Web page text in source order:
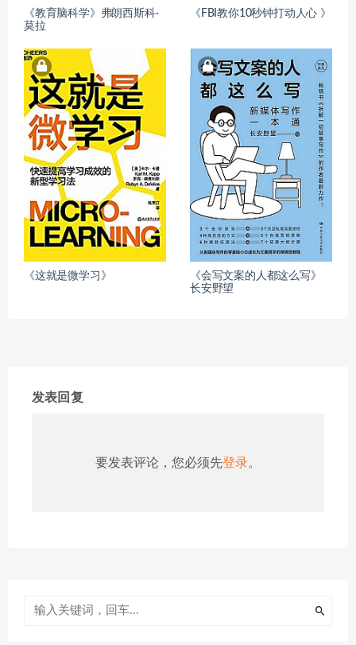
《教育脑科学》弗朗西斯科·
莫拉
《FBI教你10秒钟打动人心 》
《这就是微学习》
《会写文案的人都这么写》
长安野望
发表回复
要发表评论，您必须先登录。